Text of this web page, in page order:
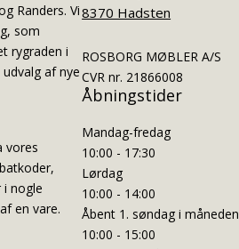
Randers. Vi
som
rygraden i
af nye
vores
i nogle
en vare.
8370 Hadsten
ROSBORG MØBLER A/S
CVR nr. 21866008
Åbningstider
Mandag-fredag
10:00 - 17:30
Lørdag
10:00 - 14:00
Åbent 1. søndag i måneden
10:00 - 15:00